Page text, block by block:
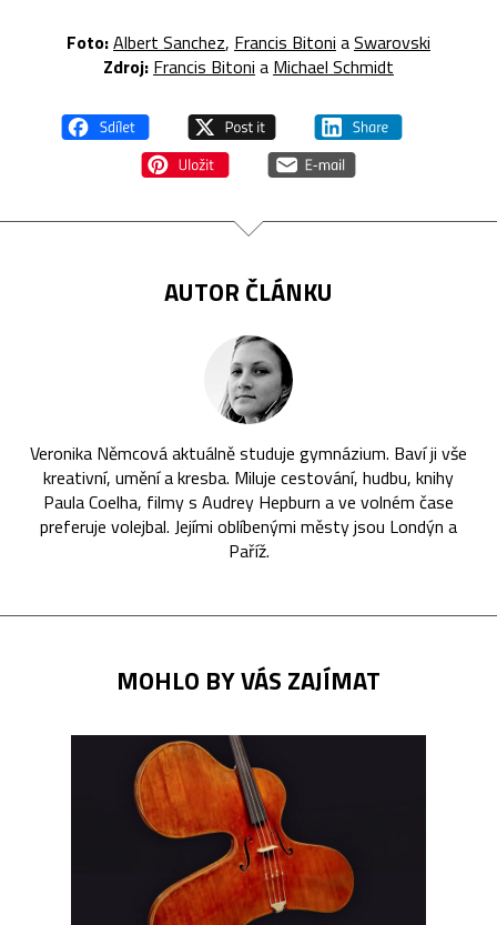
Foto:Albert Sanchez, Francis Bitoni aSwarovski
Zdroj: Francis Bitoni a Michael Schmidt
AUTOR ČLÁNKU
Veronika Němcová aktuálně studuje gymnázium. Baví ji vše
kreativní, umění a kresba. Miluje cestování, hudbu, knihy
Paula Coelha, filmy s Audrey Hepburn a ve volném čase
preferuje volejbal. Jejími oblíbenými městy jsou Londýn a
Paříž.
MOHLO BY VÁS ZAJÍMAT